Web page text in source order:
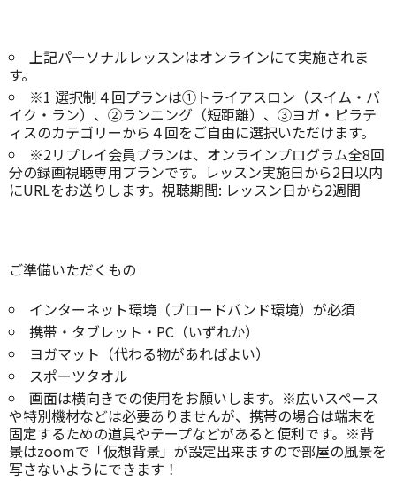
上記パーソナルレッスンはオンラインにて実施されま
す。
※1 選択制４回プランは①トライアスロン（スイム・バ
イク・ラン）、②ランニング（短距離）、③ヨガ・ピラテ
ィスのカテゴリーから４回をご自由に選択いただけます。
※2リプレイ会員プランは、オンラインプログラム全8回
分の録画視聴専用プランです。レッスン実施日から2日以内
にURLをお送りします。視聴期間: レッスン日から2週間
ご準備いただくもの
インターネット環境（ブロードバンド環境）が必須
携帯・タブレット・PC（いずれか）
ヨガマット（代わる物があればよい）
スポーツタオル
画面は横向きでの使用をお願いします。※広いスペース
や特別機材などは必要ありませんが、携帯の場合は端末を
固定するための道具やテープなどがあると便利です。※背
景はzoomで「仮想背景」が設定出来ますので部屋の風景を
写さないようにできます！